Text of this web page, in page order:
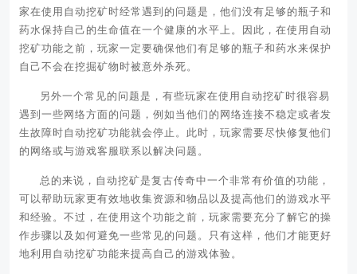
家在使用自动挖矿时经常遇到的问题是，他们没有足够的瓶子和
药水保持自己的生命值在一个健康的水平上。因此，在使用自动
挖矿功能之前，玩家一定要确保他们有足够的瓶子和药水来保护
自己不会在挖掘矿物时被意外杀死。
另外一个常见的问题是，有些玩家在使用自动挖矿时很容易
遇到一些网络方面的问题，例如当他们的网络连接不稳定或者发
生故障时自动挖矿功能就会停止。此时，玩家需要尽快修复他们
的网络或与游戏客服联系以解决问题。
总的来说，自动挖矿是复古传奇中一个非常有价值的功能，
可以帮助玩家更有效地收集资源和物品以及提高他们的游戏水平
和经验。不过，在使用这个功能之前，玩家需要充分了解它的操
作步骤以及如何避免一些常见的问题。只有这样，他们才能更好
地利用自动挖矿功能来提高自己的游戏体验。